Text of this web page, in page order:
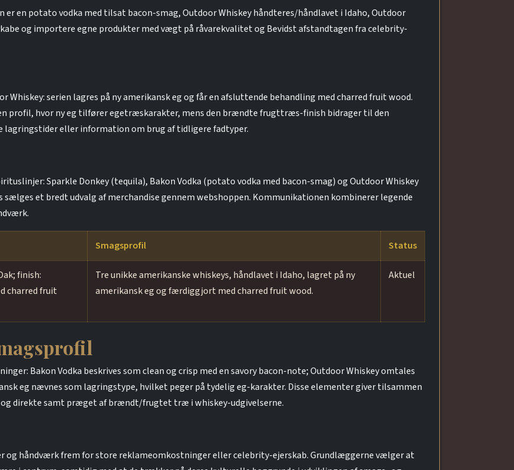
en potato vodka med tilsat bacon-smag, Outdoor Whiskey håndteres/håndlavet i Idaho, Outdoor
og importere egne produkter med vægt på råvarekvalitet og Bevidst afstandtagen fra celebrity-
serien lagres på ny amerikansk eg og får en afsluttende behandling med charred fruit wood.
profil, hvor ny eg tilfører egetræskarakter, mens den brændte frugttræs-finish bidrager til den
lagringstider eller information om brug af tidligere fadtyper.
Sparkle Donkey (tequila), Bakon Vodka (potato vodka med bacon-smag) og Outdoor Whiskey
sælges et bredt udvalg af merchandise gennem webshoppen. Kommunikationen kombinerer legende
Smagsprofil Status
finish:
charred fruit
Tre unikke amerikanske whiskeys, håndlavet i Idaho, lagret på ny
amerikansk eg og færdiggjort med charred fruit wood.
Aktuel
Bakon Vodka beskrives som clean og crisp med en savory bacon-note; Outdoor Whiskey omtales
eg nævnes som lagringstype, hvilket peger på tydelig eg-karakter. Disse elementer giver tilsammen
og direkte samt præget af brændt/frugtet træ i whiskey-udgivelserne.
og håndværk frem for store reklameomkostninger eller celebrity-ejerskab. Grundlæggerne vælger at